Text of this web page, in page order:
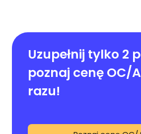
Uzupełnij tylko 2
poznaj cenę OC/
razu!